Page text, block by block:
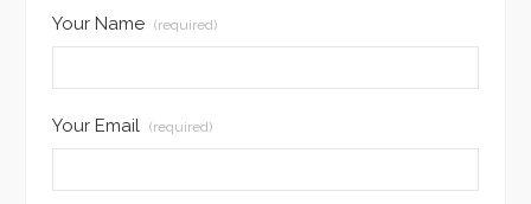
Your Name (required)
Your Email (required)